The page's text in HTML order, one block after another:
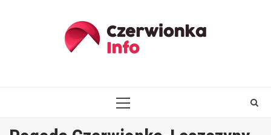
PRIMARY